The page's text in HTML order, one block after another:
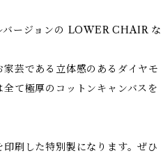
バージョンの LOWER CHAIR な
芸である立体感のあるダイヤモ
て極厚のコットンキャンバスを
刷した特別製になります。ぜひ